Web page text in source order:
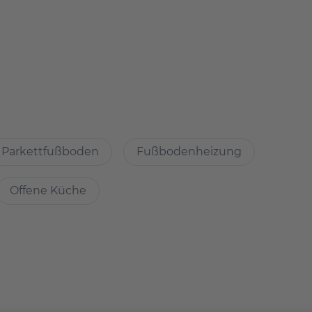
es sich um einen Erstbezug.
ebenso lieben wie ein ruhiges
zeitgemäßen Möbeln. (inkl. TV,
Parkettfußboden Fußbodenheizung
Offene Küche